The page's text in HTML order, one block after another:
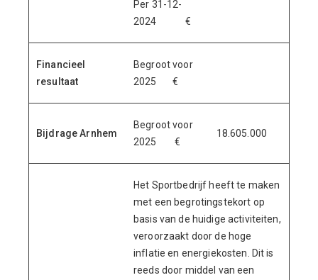
Per 31-12-
2024 €
Financieel
resultaat
Begroot voor
2025 €
Bijdrage Arnhem
Begroot voor
2025 €
18.605.000
Het Sportbedrijf heeft te maken
met een begrotingstekort op
basis van de huidige activiteiten,
veroorzaakt door de hoge
inflatie en energiekosten. Dit is
reeds door middel van een